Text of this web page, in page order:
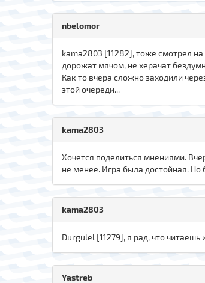
nbelomor
kama2803 [11282], тоже смотрел на
дорожат мячом, не херачат
Как то вчера сложно заходили
этой очереди...
kama2803
Хочется поделиться мнениями.
не менее. Игра была достойная.
kama2803
Durgulel [11279], я рад, что
Yastreb